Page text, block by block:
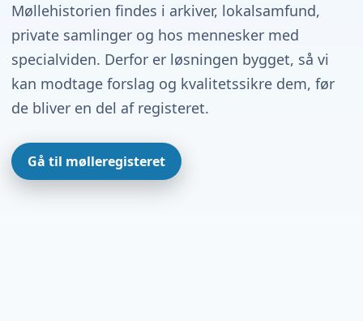
Møllehistorien findes i arkiver, lokalsamfund,
private samlinger og hos mennesker med
specialviden. Derfor er løsningen bygget, så vi
kan modtage forslag og kvalitetssikre dem, før
de bliver en del af registeret.
Gå til mølleregisteret